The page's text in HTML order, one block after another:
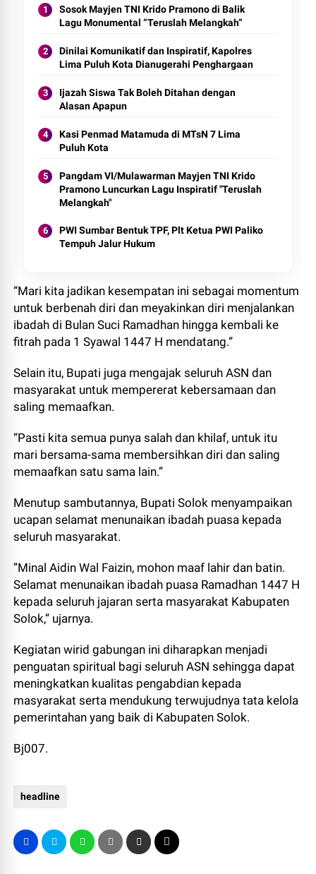
Sosok Mayjen TNI Krido Pramono di Balik
Lagu Monumental “Teruslah Melangkah”
Dinilai Komunikatif dan Inspiratif, Kapolres
Lima Puluh Kota Dianugerahi Penghargaan
Ijazah Siswa Tak Boleh Ditahan dengan
Alasan Apapun
Kasi Penmad Matamuda di MTsN 7 Lima
Puluh Kota
Pangdam VI/Mulawarman Mayjen TNI Krido
Pramono Luncurkan Lagu Inspiratif "Teruslah
Melangkah"
PWI Sumbar Bentuk TPF, Plt Ketua PWI Paliko
Tempuh Jalur Hukum
“Mari kita jadikan kesempatan ini sebagai momentum
untuk berbenah diri dan meyakinkan diri menjalankan
ibadah di Bulan Suci Ramadhan hingga kembali ke
fitrah pada 1 Syawal 1447 H mendatang.”
‎Selain itu, Bupati juga mengajak seluruh ASN dan
masyarakat untuk mempererat kebersamaan dan
saling memaafkan.
“Pasti kita semua punya salah dan khilaf, untuk itu
mari bersama-sama membersihkan diri dan saling
memaafkan satu sama lain.”
‎Menutup sambutannya, Bupati Solok menyampaikan
ucapan selamat menunaikan ibadah puasa kepada
seluruh masyarakat.
‎”Minal Aidin Wal Faizin, mohon maaf lahir dan batin.
Selamat menunaikan ibadah puasa Ramadhan 1447 H
kepada seluruh jajaran serta masyarakat Kabupaten
Solok,” ujarnya.
‎Kegiatan wirid gabungan ini diharapkan menjadi
penguatan spiritual bagi seluruh ASN sehingga dapat
meningkatkan kualitas pengabdian kepada
masyarakat serta mendukung terwujudnya tata kelola
pemerintahan yang baik di Kabupaten Solok.
Bj007.
headline